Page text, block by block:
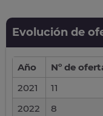
Evolución de
Año Nº de
2021
11
2022
8